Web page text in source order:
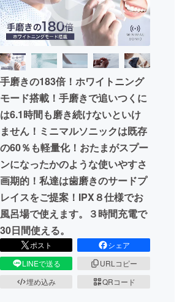
映像・映画
ビジネス・起業
まちづくり・地域活性化
CAMPFIRE for Social Good
CAMPFIREふるさと納税machi-ya
手磨きの183倍！ホワイトニング
モード搭載！手磨きで追いつくに
は6.1時間も磨き続けないといけ
ません！ミニマルソニックは既存
の60％も軽量化！おたまがスプー
ンになったかのような使いやすさ
画期的！私達は歯磨きのサードプ
レイスをご提案！IPX８仕様でお
風呂場で使えます。３時間充電で
30日間使える。
ポスト
シェア
LINEで送る
URLコピー
埋め込み
QRコード